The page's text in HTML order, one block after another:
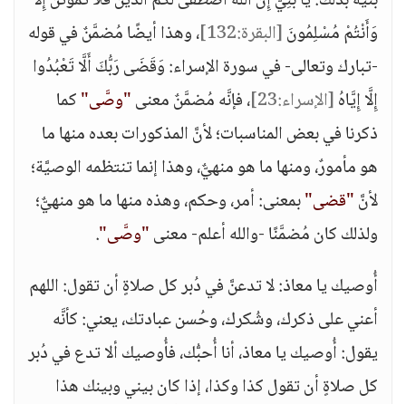
وَأَنْتُمْ مُسْلِمُونَ[البقرة:132]
، وهذا أيضًا مُضمَّنٌ في قوله
-تبارك وتعالى- في سورة الإسراء: وَقَضَى رَبُّكَ أَلَّا تَعْبُدُوا
إِلَّا إِيَّاهُ[الإسراء:23] ، فإنَّه مُضمَّنٌ معنى"وصَّى"كما
ذكرنا في بعض المناسبات؛ لأنَّ المذكورات بعده منها ما
هو مأمورٌ، ومنها ما هو منهيٌّ، وهذا إنما تنتظمه الوصيَّة؛
لأنَّ"قضى"بمعنى: أمر، وحكم، وهذه منها ما هو منهيٌّ؛
ولذلك كان مُضمَّنًا -والله أعلم- معنى"وصَّى".
أُوصيك يا معاذ: لا تدعنَّ في دُبر كل صلاةٍ أن تقول: اللهم
أعني على ذكرك، وشُكرك، وحُسن عبادتك، يعني: كأنَّه
يقول: أُوصيك يا معاذ، أنا أُحبُّك، فأُوصيك ألا تدع في دُبر
كل صلاةٍ أن تقول كذا وكذا، إذا كان بيني وبينك هذا